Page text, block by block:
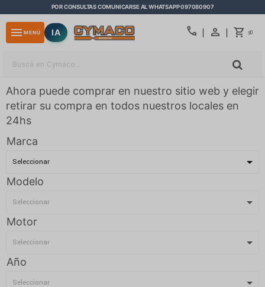
POR CONSULTAS COMUNICARSE AL WHATSAPP 097080907
call $0
menu MENÚ IA
Ahora puede comprar en nuestro sitio web y elegir
retirar su compra en todos nuestros locales en
24hs
Marca
Modelo
Motor
Año
close